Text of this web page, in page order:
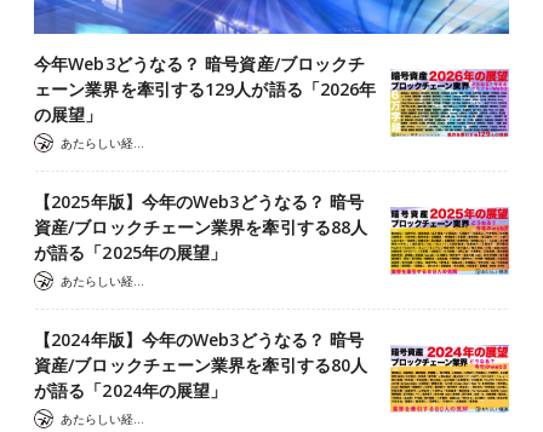
今年Web3どうなる？ 暗号資産/ブロックチ
ェーン業界を牽引する129人が語る「2026年
の展望」
あたらしい経済 編集部
【2025年版】今年のWeb3どうなる？ 暗号
資産/ブロックチェーン業界を牽引する88人
が語る「2025年の展望」
あたらしい経済 編集部
【2024年版】今年のWeb3どうなる？ 暗号
資産/ブロックチェーン業界を牽引する80人
が語る「2024年の展望」
あたらしい経済 編集部